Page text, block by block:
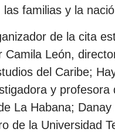
las familias y la
de la cita
Camila León,
del Caribe;
y profesora
La Habana; Danay
de la Universidad